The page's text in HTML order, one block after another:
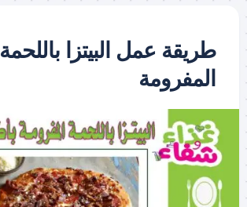
طريقة عمل البيتزا باللحمة
المفرومة